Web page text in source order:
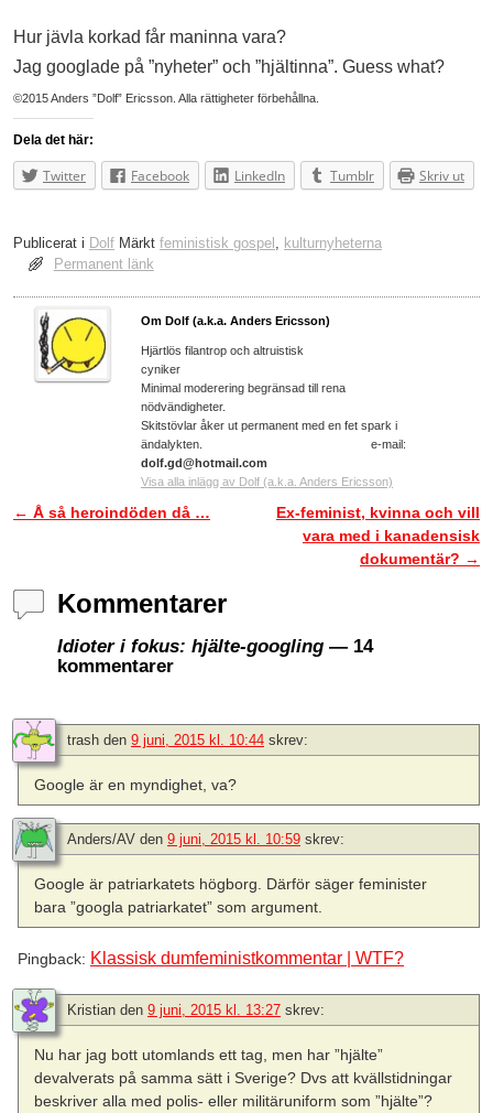
Hur jävla korkad får maninna vara?
Jag googlade på ”nyheter” och ”hjältinna”. Guess what?
©2015 Anders ”Dolf” Ericsson. Alla rättigheter förbehållna.
Dela det här:
Twitter Facebook LinkedIn Tumblr Skriv ut
Publicerat i Dolf Märkt feministisk gospel
kulturnyheterna
Permanent länk
Om Dolf (a.k.a. Anders Ericsson)
Hjärtlös filantrop och altruistisk
cyniker
Minimal moderering begränsad till rena
nödvändigheter.
Skitstövlar åker ut permanent med en fet spark i
ändalykten. e-mail:
dolf.gd@hotmail.com
Visa alla inlägg av Dolf (a.k.a. Anders Ericsson)
Inläggsnavigering
← Å så heroindöden då …
Ex-feminist, kvinna och vill
vara med i kanadensisk
dokumentär? →
Kommentarer
Idioter i fokus: hjälte-googling — 14
kommentarer
trash den 9 juni, 2015 kl. 10:44 skrev:
Google är en myndighet, va?
Anders/AV den 9 juni, 2015 kl. 10:59 skrev:
Google är patriarkatets högborg. Därför säger feminister
bara ”googla patriarkatet” som argument.
Pingback: Klassisk dumfeministkommentar | WTF?
Kristian den 9 juni, 2015 kl. 13:27 skrev:
Nu har jag bott utomlands ett tag, men har ”hjälte”
devalverats på samma sätt i Sverige? Dvs att kvällstidningar
beskriver alla med polis- eller militäruniform som ”hjälte”?